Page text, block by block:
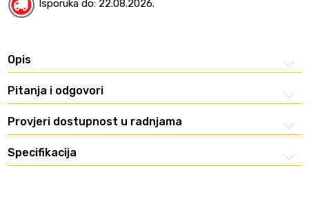
Isporuka do: 22.08.2026.
Opis
Pitanja i odgovori
Provjeri dostupnost u radnjama
Specifikacija